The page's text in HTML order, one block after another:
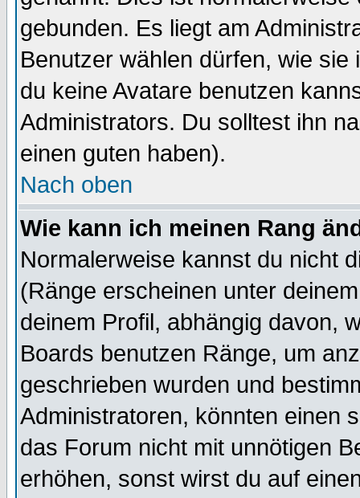
gebunden. Es liegt am
Benutzer wählen dürfen, wie
du keine Avatare benutzen
Administrators. Du solltest ihn
einen guten haben).
Nach oben
Wie kann ich meinen Rang
Normalerweise kannst du nicht
(Ränge erscheinen unter
deinem Profil, abhängig davon,
Boards benutzen Ränge, um
geschrieben wurden und
Administratoren, könnten einen
das Forum nicht mit unnötigen
erhöhen, sonst wirst du auf